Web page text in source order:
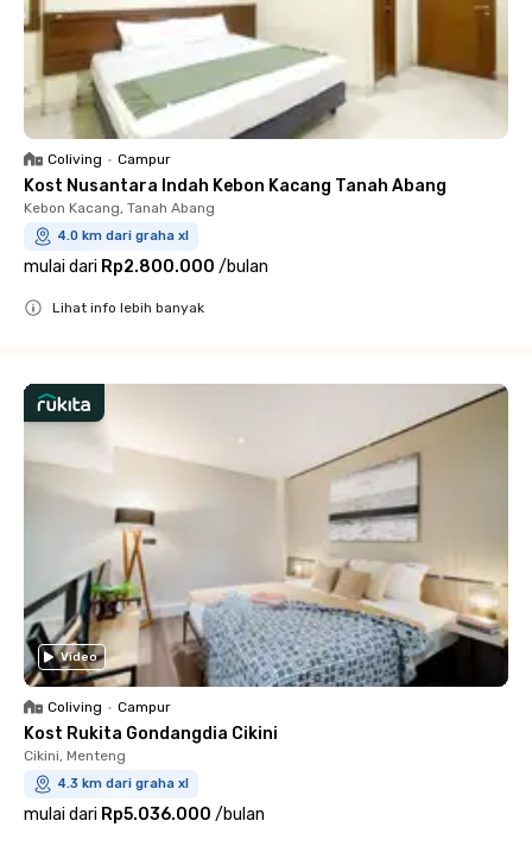
Coliving • Campur
Kost Nusantara Indah Kebon Kacang Tanah Abang
Kebon Kacang, Tanah Abang
4.0 km dari graha xl
mulai dari Rp2.800.000 /bulan
Lihat info lebih banyak
Video
Coliving • Campur
Kost Rukita Gondangdia Cikini
Cikini, Menteng
4.3 km dari graha xl
mulai dari Rp5.036.000 /bulan